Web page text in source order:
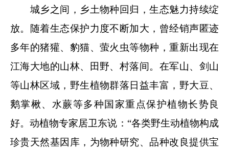
城乡之间，乡土物种回归，生态魅力持续绽
放。随着生态保护力度不断加大，曾经销声匿迹
多年的猪獾、豹猫、萤火虫等物种，重新出现在
江海大地的山林、田野、村落间。在军山、剑山
等山林区域，野生植物群落日益丰富，野大豆、
鹅掌楸、水蕨等多种国家重点保护植物长势良
好。动植物专家居卫东说：“各类野生动植物构成
珍贵天然基因库，为物种研究、品种改良提供宝